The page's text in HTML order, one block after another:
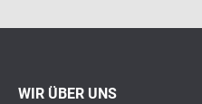
WIR ÜBER UNS